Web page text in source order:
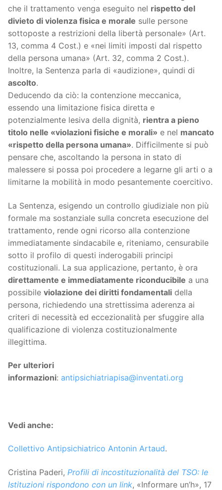
che il trattamento venga eseguito nel rispetto del
divieto di violenza fisica e morale sulle persone
sottoposte a restrizioni della libertà personale» (Art.
13, comma 4 Cost.) e «nei limiti imposti dal rispetto
della persona umana» (Art. 32, comma 2 Cost.).
Inoltre, la Sentenza parla di «audizione», quindi di
ascolto.
Deducendo da ciò: la contenzione meccanica,
essendo una limitazione fisica diretta e
potenzialmente lesiva della dignità, rientra a pieno
titolo nelle «violazioni fisiche e morali» e nel mancato
«rispetto della persona umana». Difficilmente si può
pensare che, ascoltando la persona in stato di
malessere si possa poi procedere a legarne gli arti o a
limitarne la mobilità in modo pesantemente coercitivo.
La Sentenza, esigendo un controllo giudiziale non più
formale ma sostanziale sulla concreta esecuzione del
trattamento, rende ogni ricorso alla contenzione
immediatamente sindacabile e, riteniamo, censurabile
sotto il profilo di questi inderogabili principi
costituzionali. La sua applicazione, pertanto, è ora
direttamente e immediatamente riconducibile a una
possibile violazione dei diritti fondamentali della
persona, richiedendo una strettissima aderenza ai
criteri di necessità ed eccezionalità per sfuggire alla
qualificazione di violenza costituzionalmente
illegittima.
Per ulteriori
informazioni: antipsichiatriapisa@inventati.org
Vedi anche:
Collettivo Antipsichiatrico Antonin Artaud.
Cristina Paderi, Profili di incostituzionalità del TSO: le
Istituzioni rispondono con un link, «Informare un’h», 17